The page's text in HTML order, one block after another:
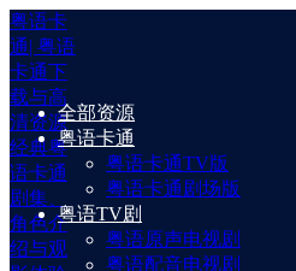
粤语卡
通| 粤语
卡通下
载与高
清资源
经典粤
语卡通
剧集、
角色介
绍与观
全部资源
粤语卡通
粤语卡通TV版
粤语卡通剧场版
粤语TV剧
粤语原声电视剧
粤语配音电视剧